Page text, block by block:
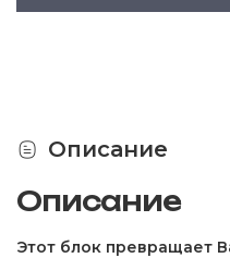
Описание
Описание
Этот блок превращает